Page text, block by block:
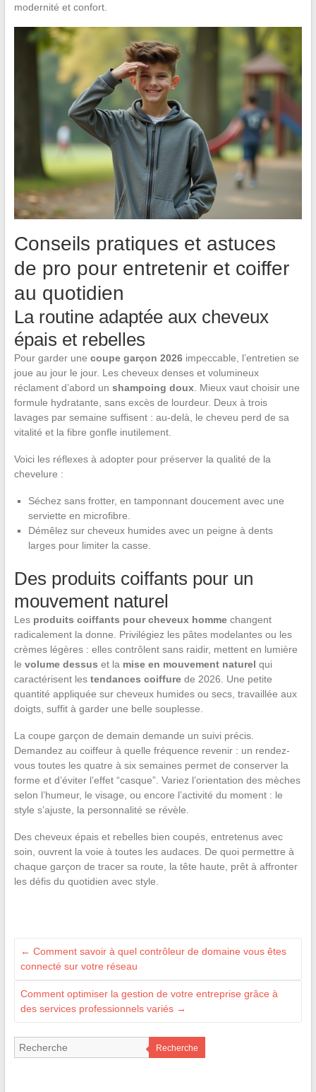
modernité et confort.
Conseils pratiques et astuces
de pro pour entretenir et coiffer
au quotidien
La routine adaptée aux cheveux
épais et rebelles
Pour garder une coupe garçon 2026impeccable, l’entretien se
joue au jour le jour. Les cheveux denses et volumineux
réclament d’abord un shampoing doux. Mieux vaut choisir une
formule hydratante, sans excès de lourdeur. Deux à trois
lavages par semaine suffisent : au-delà, le cheveu perd de sa
vitalité et la fibre gonfle inutilement.
Voici les réflexes à adopter pour préserver la qualité de la
chevelure :
Séchez sans frotter, en tamponnant doucement avec une
serviette en microfibre.
Démêlez sur cheveux humides avec un peigne à dents
larges pour limiter la casse.
Des produits coiffants pour un
mouvement naturel
Les produits coiffants pour cheveux hommechangent
radicalement la donne. Privilégiez les pâtes modelantes ou les
crèmes légères : elles contrôlent sans raidir, mettent en lumière
le volume dessus et la mise en mouvement naturel qui
caractérisent les tendances coiffurede 2026. Une petite
quantité appliquée sur cheveux humides ou secs, travaillée aux
doigts, suffit à garder une belle souplesse.
La coupe garçon de demain demande un suivi précis.
Demandez au coiffeur à quelle fréquence revenir : un rendez-
vous toutes les quatre à six semaines permet de conserver la
forme et d’éviter l’effet “casque”. Variez l’orientation des mèches
selon l’humeur, le visage, ou encore l’activité du moment : le
style s’ajuste, la personnalité se révèle.
Des cheveux épais et rebelles bien coupés, entretenus avec
soin, ouvrent la voie à toutes les audaces. De quoi permettre à
chaque garçon de tracer sa route, la tête haute, prêt à affronter
les défis du quotidien avec style.
← Comment savoir à quel contrôleur de domaine vous êtes
connecté sur votre réseau
Comment optimiser la gestion de votre entreprise grâce à
des services professionnels variés →
Recherche